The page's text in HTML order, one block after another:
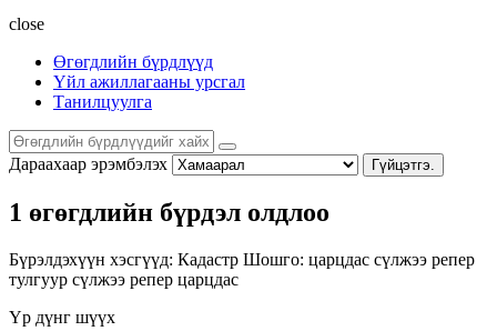
close
Өгөгдлийн бүрдлүүд
Үйл ажиллагааны урсгал
Танилцуулга
Дараахаар эрэмбэлэх Гүйцэтгэ.
1 өгөгдлийн бүрдэл олдлоо
Бүрэлдэхүүн хэсгүүд: Кадастр Шошго: царцдас сүлжээ репер
тулгуур сүлжээ репер царцдас
Үр дүнг шүүх